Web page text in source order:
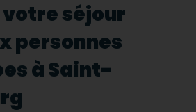
séjour
personnes
à Saint-